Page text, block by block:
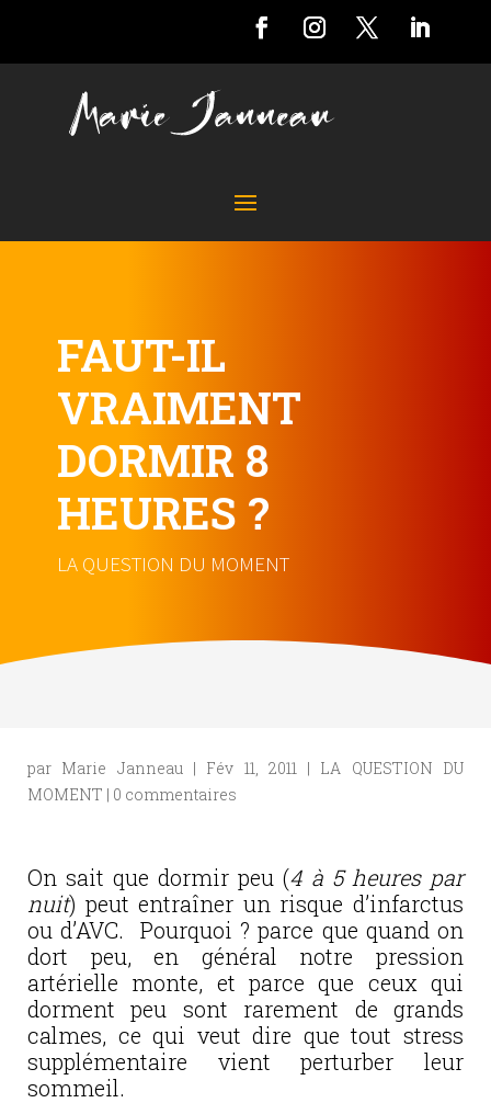
FAUT-IL
VRAIMENT
DORMIR 8
HEURES ?
LA QUESTION DU MOMENT
par Marie Janneau| Fév 11, 2011| LA QUESTION DU
MOMENT | 0 commentaires
On sait que dormir peu (4 à 5 heures par
nuit) peut entraîner un risque d’infarctus
ou d’AVC. Pourquoi ? parce que quand on
dort peu, en général notre pression
artérielle monte, et parce que ceux qui
dorment peu sont rarement de grands
calmes, ce qui veut dire que tout stress
supplémentaire vient perturber leur
sommeil.